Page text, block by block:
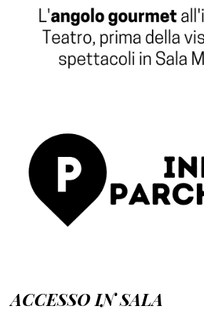
ACCESSO IN SALA